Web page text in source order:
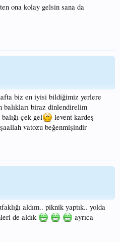
ona kolay gelsin sana da
biz en iyisi bildiğimiz yerlere
balıkları biraz dinlendirelim
çek gel
levent kardeş
vatozu beğenmişindir
aldım.. piknik yaptık.. yolda
de aldık
ayrıca